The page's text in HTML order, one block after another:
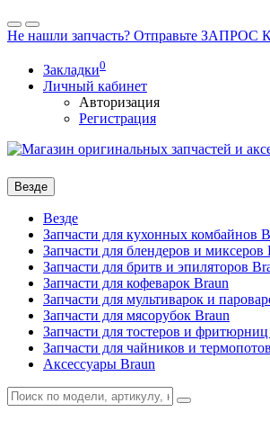
Не нашли запчасть? Отправьте
Закладки0
Личный кабинет
Авторизация
Регистрация
Везде
Везде
Запчасти для кухонных комбайнов
Запчасти для блендеров и миксеров
Запчасти для бритв и эпиляторов
Запчасти для кофеварок Braun
Запчасти для мультиварок и
Запчасти для мясорубок Braun
Запчасти для тостеров и
Запчасти для чайников и
Аксессуары Braun